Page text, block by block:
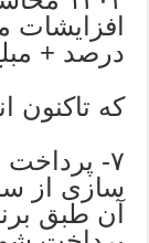
درصد + مبلغ ۹۳۱۰۰۰ افزوده
که تاکنون